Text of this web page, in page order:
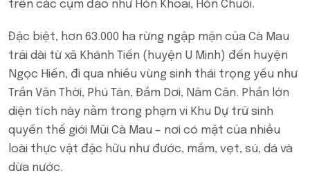
trên các cụm đảo như Hòn Khoai, Hòn Chuối.
Đặc biệt, hơn 63.000 ha rừng ngập mặn của Cà Mau
trải dài từ xã Khánh Tiến (huyện U Minh) đến huyện
Ngọc Hiển, đi qua nhiều vùng sinh thái trọng yếu như
Trần Văn Thời, Phú Tân, Ðầm Dơi, Năm Căn. Phần lớn
diện tích này nằm trong phạm vi Khu Dự trữ sinh
quyển thế giới Mũi Cà Mau – nơi có mặt của nhiều
loài thực vật đặc hữu như đước, mắm, vẹt, sú, dá và
dừa nước.